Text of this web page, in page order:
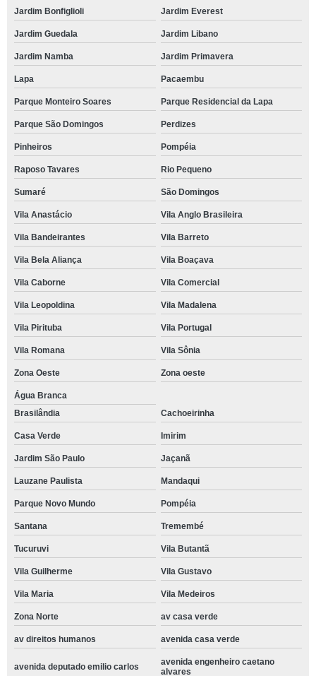
Jardim Bonfiglioli Jardim Everest
Jardim Guedala Jardim Libano
Jardim Namba Jardim Primavera
Lapa Pacaembu
Parque Monteiro Soares Parque Residencial da Lapa
Parque São Domingos Perdizes
Pinheiros Pompéia
Raposo Tavares Rio Pequeno
Sumaré São Domingos
Vila Anastácio Vila Anglo Brasileira
Vila Bandeirantes Vila Barreto
Vila Bela Aliança Vila Boaçava
Vila Caborne Vila Comercial
Vila Leopoldina Vila Madalena
Vila Pirituba Vila Portugal
Vila Romana Vila Sônia
Zona Oeste Zona oeste
Água Branca
Brasilândia
Cachoeirinha
Casa Verde Imirim
Jardim São Paulo Jaçanã
Lauzane Paulista Mandaqui
Parque Novo Mundo Pompéia
Santana Tremembé
Tucuruvi Vila Butantã
Vila Guilherme Vila Gustavo
Vila Maria Vila Medeiros
Zona Norte av casa verde
av direitos humanos avenida casa verde
avenida deputado emilio carlos
avenida engenheiro caetano
alvares